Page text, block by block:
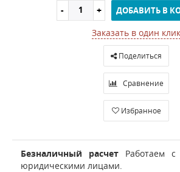
ДОБАВИТЬ В
Заказать в один клик
Поделиться
Сравнение
Избранное
Безналичный расчет Работаем
юридическими лицами.